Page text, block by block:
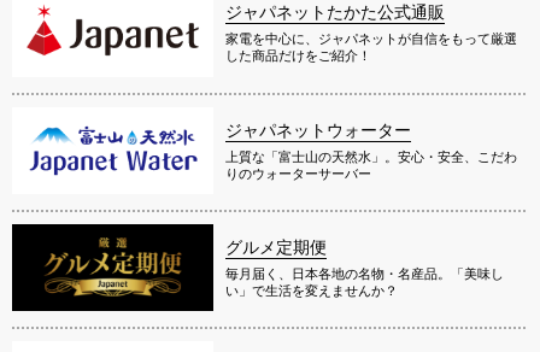
ジャパネットたかた公式通販
家電を中心に、ジャパネットが自信をもって厳選
した商品だけをご紹介！
ジャパネットウォーター
上質な「富士山の天然水」。安心・安全、こだわ
りのウォーターサーバー
グルメ定期便
毎月届く、日本各地の名物・名産品。「美味し
い」で生活を変えませんか？